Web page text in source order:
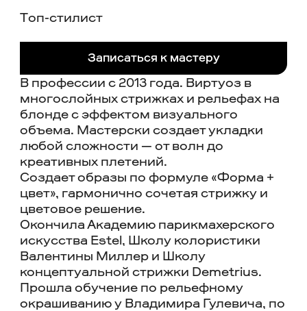
Tоп-стилист
Записаться к мастеру
В профессии с 2013 года. Виртуоз в
многослойных стрижках и рельефах на
блонде с эффектом визуального
объема. Мастерски создает укладки
любой сложности — от волн до
креативных плетений.
Создает образы по формуле «Форма +
цвет», гармонично сочетая стрижку и
цветовое решение.
Окончила Академию парикмахерского
искусства Estel, Школу колористики
Валентины Миллер и Школу
концептуальной стрижки Demetrius.
Прошла обучение по рельефному
окрашиванию у Владимира Гулевича, по